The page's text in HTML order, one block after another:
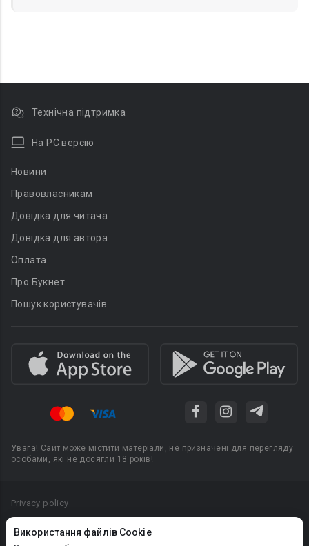
Використання файлів Cookie
Технічна підтримка
На PC версію
Новини
Правовласникам
Довідка для читача
Довідка для автора
Оплата
Про Букнет
Пошук користувачів
Увага! Сайт може містити матеріали, не призначені для перегляду
особами, які не досягли 18 років!
Privacy policy